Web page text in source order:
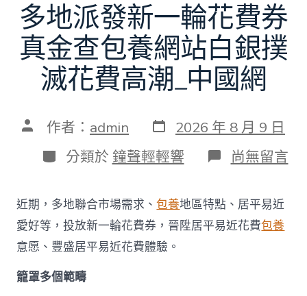
多地派發新一輪花費券
真金查包養網站白銀撲
滅花費高潮_中國網
文 作者： admin 發
表
日
期
2026 年 8 月 9 日
分
類
分類於 鐘聲輕輕響 在
〈多
派
發
新
尚無留言
近期，多地聯合市場需求、包養地區特點、居平易近
愛好等，投放新一輪花費券，晉陞居平易近花費包養
意愿、豐盛居平易近花費體驗。
籠罩多個範疇